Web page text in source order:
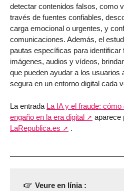
detectar contenidos falsos, como
través de fuentes confiables,
carga emocional o urgentes, y
comunicaciones. Además, el
pautas específicas para identificar
imágenes, audios y vídeos,
que pueden ayudar a los usuarios
segura en un entorno digital cada
La entrada La IA y el fraude:
engaño en la era digital
aparece
LaRepublica.es
.
Veure en línia :